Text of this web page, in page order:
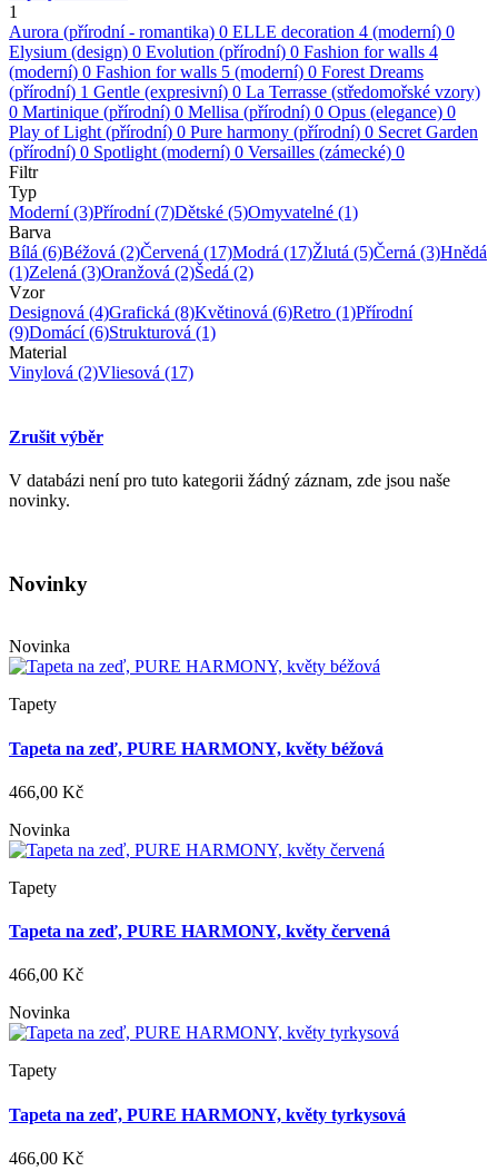
1
Aurora (přírodní - romantika) 0 ELLE decoration 4 (moderní) 0
Elysium (design) 0 Evolution (přírodní) 0 Fashion for walls 4
(moderní) 0 Fashion for walls 5 (moderní) 0 Forest Dreams
(přírodní) 1 Gentle (expresivní) 0 La Terrasse (středomořské vzory)
0 Martinique (přírodní) 0 Mellisa (přírodní) 0 Opus (elegance) 0
Play of Light (přírodní) 0 Pure harmony (přírodní) 0 Secret Garden
(přírodní) 0 Spotlight (moderní) 0 Versailles (zámecké) 0
Filtr
Typ
Moderní(3)Přírodní(7)Dětské (5)Omyvatelné (1)
Barva
Bílá (6)Béžová (2)Červená (17)Modrá (17)Žlutá (5)Černá (3)Hnědá
(1)Zelená (3)Oranžová (2)Šedá (2)
Vzor
Designová (4)Grafická (8)Květinová (6)Retro (1)Přírodní
(9)Domácí(6)Strukturová (1)
Material
Vinylová (2)Vliesová (17)
Zrušit výběr
V databázi není pro tuto kategorii žádný záznam, zde jsou naše
novinky.
Novinky
Novinka
Tapety
Tapeta na zeď, PURE HARMONY, květy béžová
466,00 Kč
Novinka
Tapety
Tapeta na zeď, PURE HARMONY, květy červená
466,00 Kč
Novinka
Tapety
Tapeta na zeď, PURE HARMONY, květy tyrkysová
466,00 Kč